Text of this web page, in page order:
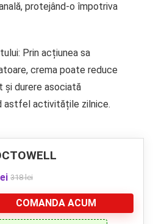
protejând-o împotriva
Prin acțiunea sa
crema poate reduce
și durere asociată
astfel activitățile zilnice.
318 lei
COMANDA ACUM